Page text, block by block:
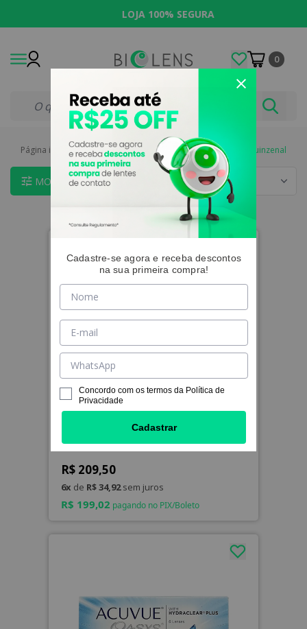
LOJA 100% SEGURA
0
Página inicial|Lentes de Contato | Indicações|Descarte Quinzenal
MOSTRAR FILTROS
R$ 209,50
6x de R$ 34,92sem juros
R$ 199,02 pagando no PIX/Boleto
Cadastre-se agora e receba descontos
na sua primeira compra!
Concordo com os termos da Política de
Privacidade
Cadastrar